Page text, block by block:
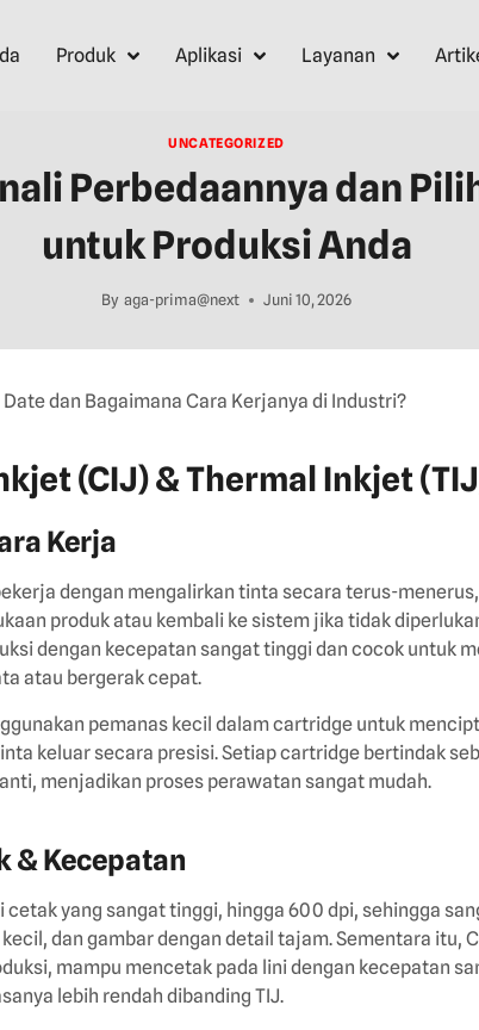
Produk Aplikasi Layanan
UNCATEGORIZED
Perbedaannya dan
untuk Produksi Anda
By aga-prima@next Juni 10, 2026
(CIJ) & Thermal Inkjet
Kerja
dengan mengalirkan tinta secara terus-
produk atau kembali ke sistem jika tidak
dengan kecepatan sangat tinggi dan cocok untuk
atau bergerak cepat.
pemanas kecil dalam cartridge untuk
keluar secara presisi. Setiap cartridge bertindak
menjadikan proses perawatan sangat mudah.
& Kecepatan
cetak yang sangat tinggi, hingga 600 dpi, sehingga
dan gambar dengan detail tajam. Sementara itu,
mampu mencetak pada lini dengan kecepatan
lebih rendah dibanding TIJ.